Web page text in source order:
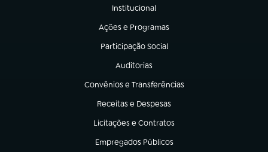
Institucional
(abre em nova aba)
Ações e Programas
(abre em nova aba)
Participação Social
(abre em nova aba)
Auditorias
(abre em nova aba)
Convênios e Transferências
(abre em nova aba)
Receitas e Despesas
(abre em nova aba)
Licitações e Contratos
(abre em nova aba)
Empregados Públicos
(abre em nova aba)